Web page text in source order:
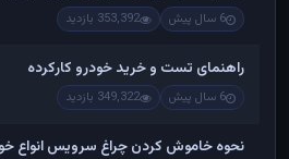
6 سال پیش 353,392 بازدید
راهنمای تست و خريد خودرو کارکرده
6 سال پیش 349,322 بازدید
نحوه خاموش کردن چراغ سرویس انواع